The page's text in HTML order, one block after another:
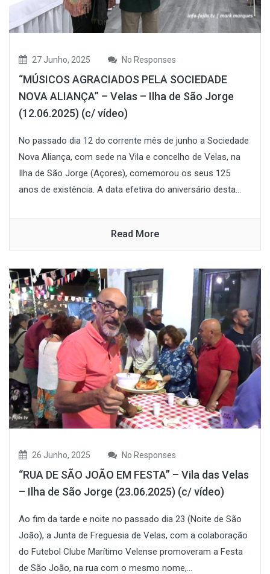
27 Junho, 2025 No Responses
“MÚSICOS AGRACIADOS PELA SOCIEDADE
NOVA ALIANÇA” – Velas – Ilha de São Jorge
(12.06.2025) (c/ vídeo)
No passado dia 12 do corrente mês de junho a Sociedade
Nova Aliança, com sede na Vila e concelho de Velas, na
Ilha de São Jorge (Açores), comemorou os seus 125
anos de existência. A data efetiva do aniversário desta...
Read More
26 Junho, 2025 No Responses
“RUA DE SÃO JOÃO EM FESTA” – Vila das Velas
– Ilha de São Jorge (23.06.2025) (c/ vídeo)
Ao fim da tarde e noite no passado dia 23 (Noite de São
João), a Junta de Freguesia de Velas, com a colaboração
do Futebol Clube Marítimo Velense promoveram a Festa
de São João, na rua com o mesmo nome,...